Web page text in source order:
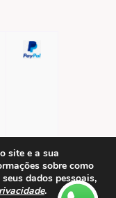
site e a sua
sobre como
dados pessoais,
.